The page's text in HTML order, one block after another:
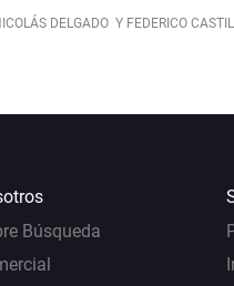
DELGADO Y FEDERICO
Búsqueda